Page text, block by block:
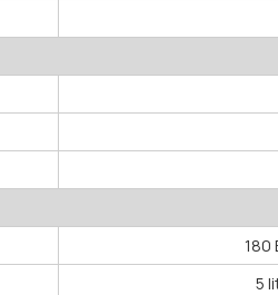
180
5